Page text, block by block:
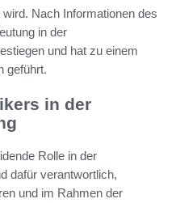
wird. Nach Informationen des
in der
und hat zu einem
geführt.
in der
Rolle in der
dafür verantwortlich,
und im Rahmen der